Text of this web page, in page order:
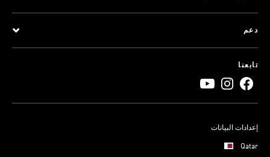
دعم
تابعنا
إعدادات البيانات
Qatar